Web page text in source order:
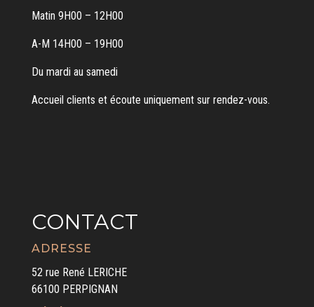
Matin 9H00 – 12H00
A-M 14H00 – 19H00
Du mardi au samedi
Accueil clients et écoute uniquement sur rendez-vous.
CONTACT
ADRESSE
52 rue René LERICHE
66100 PERPIGNAN